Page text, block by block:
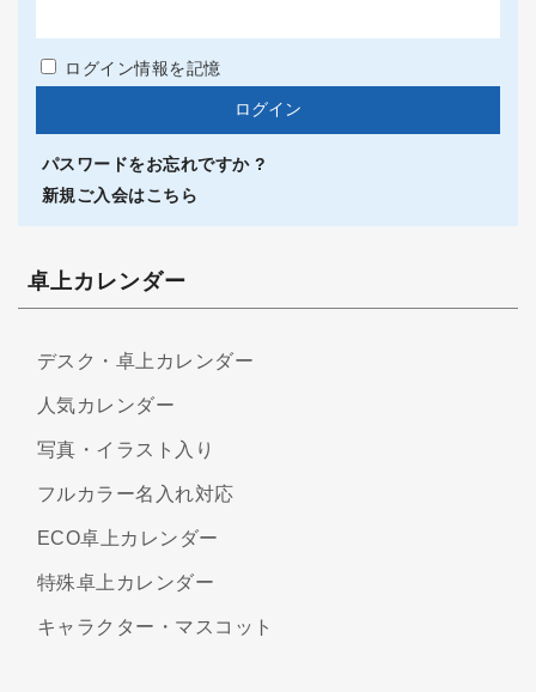
ログイン情報を記憶
パスワードをお忘れですか ?
新規ご入会はこちら
卓上カレンダー
デスク・卓上カレンダー
人気カレンダー
写真・イラスト入り
フルカラー名入れ対応
ECO卓上カレンダー
特殊卓上カレンダー
キャラクター・マスコット